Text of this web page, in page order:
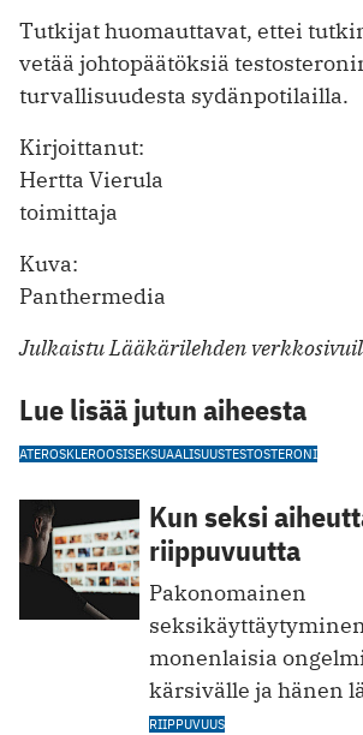
Tutkijat huomauttavat, ettei
vetää johtopäätöksiä
turvallisuudesta sydänpotilailla.
Kirjoittanut:
Hertta Vierula
toimittaja
Kuva:
Panthermedia
Julkaistu Lääkärilehden
Lue lisää jutun aiheesta
ATEROSKLEROOSISEKSUAALISUUSTESTOSTERONI
Kun seksi
riippuvuutta
Pakonomainen
monenlaisia
kärsivälle ja hänen
RIIPPUVUUS